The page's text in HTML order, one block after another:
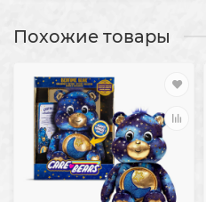
Похожие товары